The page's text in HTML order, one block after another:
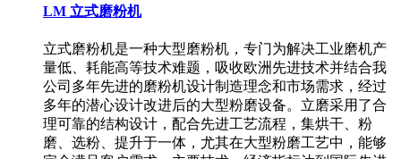
LM 立式磨粉机
立式磨粉机是一种大型磨粉机，专门为解决工业磨机产
量低、耗能高等技术难题，吸收欧洲先进技术并结合我
公司多年先进的磨粉机设计制造理念和市场需求，经过
多年的潜心设计改进后的大型粉磨设备。立磨采用了合
理可靠的结构设计，配合先进工艺流程，集烘干、粉
磨、选粉、提升于一体，尤其在大型粉磨工艺中，能够